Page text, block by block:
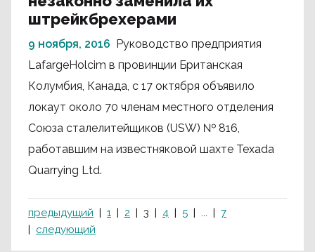
штрейкбрехерами
9 ноября, 2016 Руководство предприятия
LafargeHolcim в провинции Британская
Колумбия, Канада, с 17 октября объявило
локаут около 70 членам местного отделения
Союза сталелитейщиков (USW) № 816,
работавшим на известняковой шахте Texada
Quarrying Ltd.
предыдущий 1 2 3 4 5 ...
7
следующий